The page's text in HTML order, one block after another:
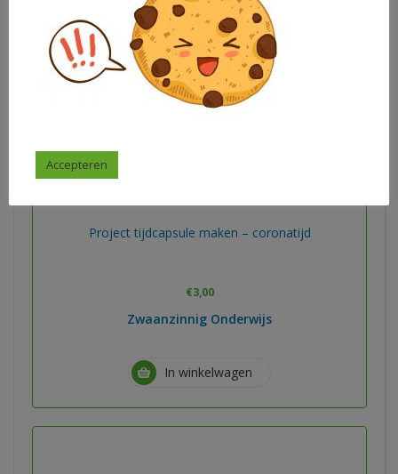
Project tijdcapsule maken – coronatijd
€3,00
Zwaanzinnig Onderwijs
In winkelwagen
Accepteren